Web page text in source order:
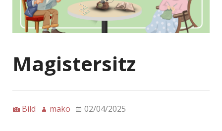
Magistersitz
Bild mako 02/04/2025